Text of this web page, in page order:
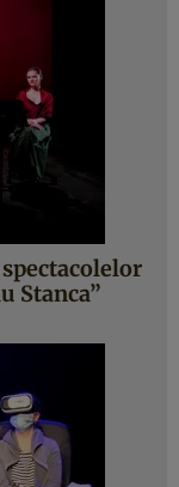
Stanca”